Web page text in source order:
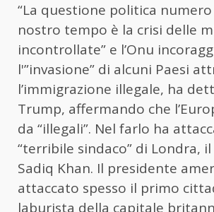
“La questione politica
nostro tempo è la crisi delle
incontrollate” e l’Onu
l'”invasione” di alcuni Paesi
l’immigrazione illegale, ha
Trump, affermando che
da “illegali”. Nel farlo ha
“terribile sindaco” di Londra,
Sadiq Khan. Il presidente
attaccato spesso il primo
laburista della capitale